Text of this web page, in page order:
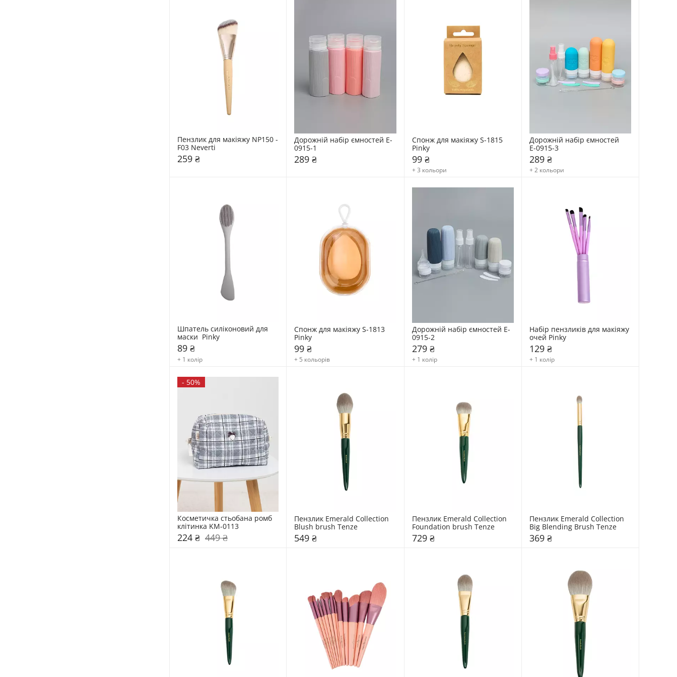
Пензлик для макіяжу NP150 -
F03 Neverti
259 ₴
Дорожній набір ємностей E-
0915-1
289 ₴
Спонж для макіяжу S-1815
Pinky
99 ₴
+ 3 кольори
Дорожній набір ємностей
Е-0915-3
289 ₴
+ 2 кольори
Шпатель силіконовий для
маски  Pinky
89 ₴
+ 1 колір
Спонж для макіяжу S-1813
Pinky
99 ₴
+ 5 кольорів
Дорожній набір ємностей E-
0915-2
279 ₴
+ 1 колір
Набір пензликів для макіяжу
очей Pinky
129 ₴
+ 1 колір
- 50%
Косметичка стьобана ромб
клітинка KM-0113
224 ₴ 449 ₴
Пензлик Emerald Collection
Blush brush Tenze
549 ₴
Пензлик Emerald Collection
Foundation brush Tenze
729 ₴
Пензлик Emerald Collection
Big Blending Brush Tenze
369 ₴